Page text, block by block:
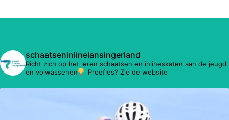
schaatseninlinelansingerland
Richt zich op het leren schaatsen en inlineskaten aan de jeugd
en volwassenen
Proefles? Zie de website